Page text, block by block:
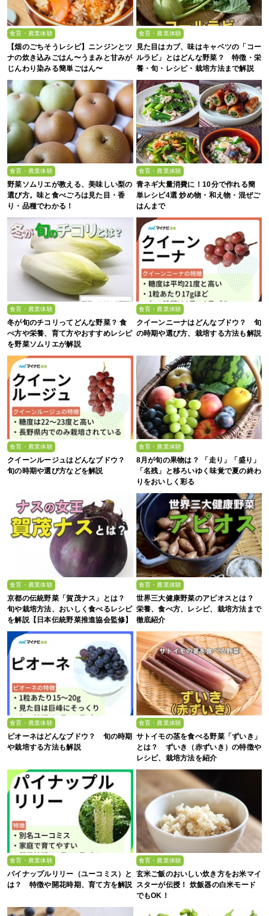
食育・農業体験
【畑のごちそうレシピ】ニンジンとツ
ナの炊き込みごはん〜うまみと甘みが
じんわり染みる簡単ごはん〜
食育・農業体験
見た目はカブ、味はキャベツの「コー
ルラビ」とはどんな野菜？ 特徴・栄
養・旬・レシピ・栽培方法まで解説
食育・農業体験
野菜ソムリエが教える、美味しい梨の
選び方。味と食べごろは見た目・香
り・品種でわかる！
食育・農業体験
青ネギ大量消費に！10分で作れる簡
単レシピ4選 炒め物・和え物・混ぜご
はんまで
食育・農業体験
冬が旬のチコリってどんな野菜？ 食
べ方や栄養、育て方やおすすめレシピ
を野菜ソムリエが解説
食育・農業体験
クイーンニーナはどんなブドウ？ 旬
の時期や選び方、栽培する方法も解説
食育・農業体験
クイーンルージュはどんなブドウ？
旬の時期や選び方などを解説
食育・農業体験
8月が旬の果物は？ 「走り」「盛り」
「名残」と移ろいゆく味覚で夏の終わ
りをおいしく彩る
食育・農業体験
京都の伝統野菜「賀茂ナス」とは？
旬や栽培方法、おいしく食べるレシピ
を解説【日本伝統野菜推進協会監修】
食育・農業体験
世界三大健康野菜のアピオスとは？
栄養、食べ方、レシピ、栽培方法まで
徹底紹介
食育・農業体験
ピオーネはどんなブドウ？ 旬の時期
や栽培する方法も解説
食育・農業体験
サトイモの茎を食べる野菜「ずいき」
とは？ ずいき（赤ずいき）の特徴や
レシピ、栽培方法を紹介
食育・農業体験
パイナップルリリー（ユーコミス）と
は？ 特徴や開花時期、育て方を解説
食育・農業体験
玄米ご飯のおいしい炊き方をお米マイ
スターが伝授！ 炊飯器の白米モード
でもOK！